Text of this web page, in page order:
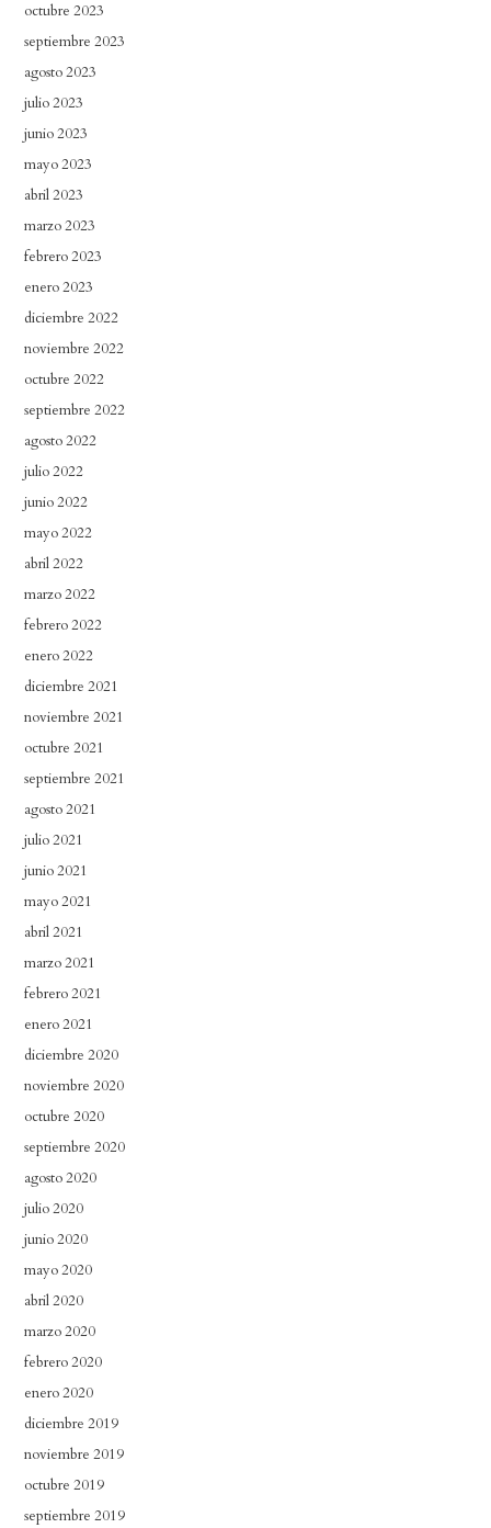
octubre 2023
septiembre 2023
agosto 2023
julio 2023
junio 2023
mayo 2023
abril 2023
marzo 2023
febrero 2023
enero 2023
diciembre 2022
noviembre 2022
octubre 2022
septiembre 2022
agosto 2022
julio 2022
junio 2022
mayo 2022
abril 2022
marzo 2022
febrero 2022
enero 2022
diciembre 2021
noviembre 2021
octubre 2021
septiembre 2021
agosto 2021
julio 2021
junio 2021
mayo 2021
abril 2021
marzo 2021
febrero 2021
enero 2021
diciembre 2020
noviembre 2020
octubre 2020
septiembre 2020
agosto 2020
julio 2020
junio 2020
mayo 2020
abril 2020
marzo 2020
febrero 2020
enero 2020
diciembre 2019
noviembre 2019
octubre 2019
septiembre 2019